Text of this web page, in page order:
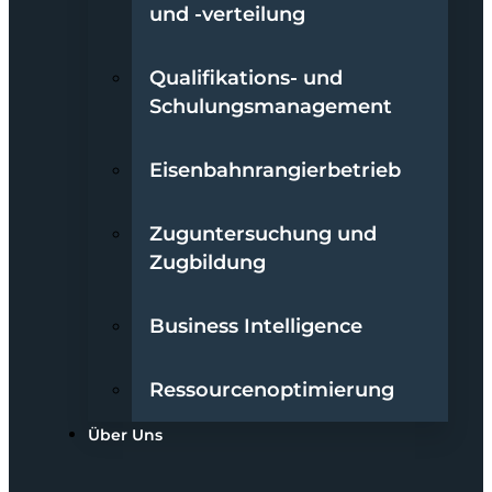
und -verteilung
Qualifikations- und
Schulungsmanagement
Eisenbahnrangierbetrieb
Zuguntersuchung und
Zugbildung
Business Intelligence
Ressourcenoptimierung
Über Uns